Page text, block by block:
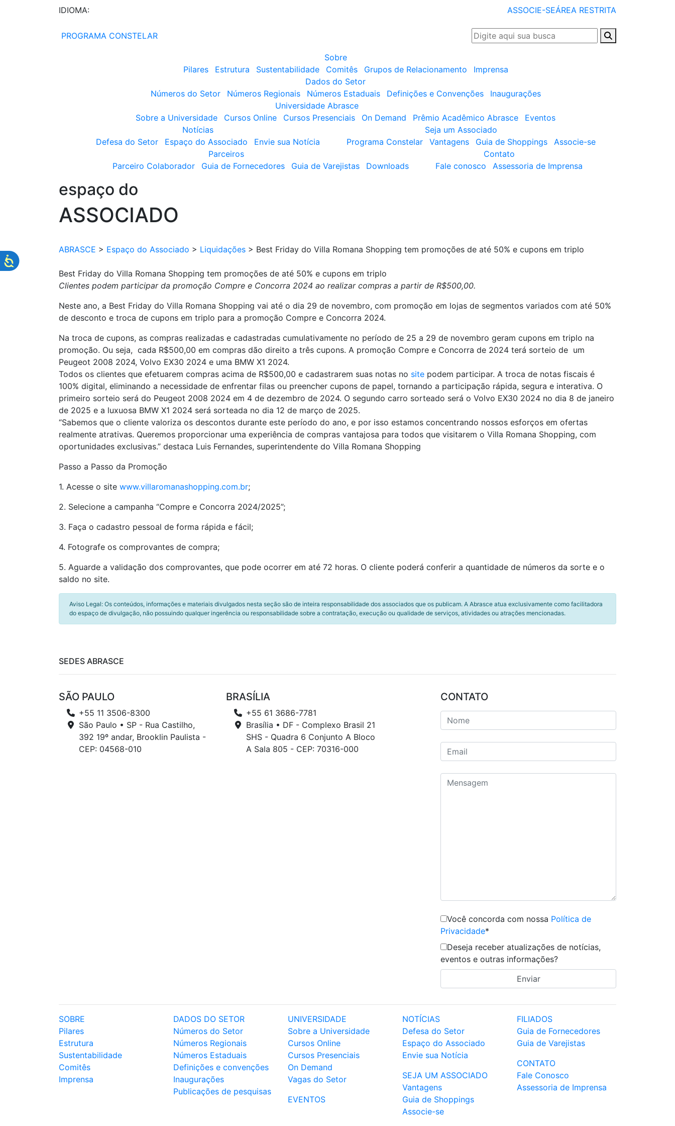
IDIOMA: ASSOCIE-SEÁREA RESTRITA
PROGRAMA CONSTELAR
Sobre
Pilares
Estrutura Sustentabilidade Comitês Grupos de Relacionamento
Imprensa
Dados do Setor
Números do Setor
Números Regionais Números Estaduais Definições e Convenções
Inaugurações
Universidade Abrasce
Sobre a Universidade
Cursos Online Cursos Presenciais On Demand Prêmio Acadêmico Abrasce
Eventos
Notícias
Defesa do Setor
Espaço do Associado Envie sua Notícia
Seja um Associado
Programa Constelar
Vantagens Guia de Shoppings
Associe-se
Parceiros
Parceiro Colaborador
Guia de Fornecedores Guia de Varejistas Downloads
Contato
Fale conosco
Assessoria de Imprensa
espaço do
ASSOCIADO
ABRASCE > Espaço do Associado > Liquidações > Best Friday do Villa Romana Shopping tem promoções de até 50% e cupons em triplo
Best Friday do Villa Romana Shopping tem promoções de até 50% e cupons em triplo
Clientes podem participar da promoção Compre e Concorra 2024 ao realizar compras a partir de R$500,00.
Neste ano, a Best Friday do Villa Romana Shopping vai até o dia 29 de novembro, com promoção em lojas de segmentos variados com até 50%
de desconto e troca de cupons em triplo para a promoção Compre e Concorra 2024.
Na troca de cupons, as compras realizadas e cadastradas cumulativamente no período de 25 a 29 de novembro geram cupons em triplo na
promoção. Ou seja, cada R$500,00 em compras dão direito a três cupons. A promoção Compre e Concorra de 2024 terá sorteio de um
Peugeot 2008 2024, Volvo EX30 2024 e uma BMW X1 2024.
Todos os clientes que efetuarem compras acima de R$500,00 e cadastrarem suas notas no site podem participar. A troca de notas fiscais é
100% digital, eliminando a necessidade de enfrentar filas ou preencher cupons de papel, tornando a participação rápida, segura e interativa. O
primeiro sorteio será do Peugeot 2008 2024 em 4 de dezembro de 2024. O segundo carro sorteado será o Volvo EX30 2024 no dia 8 de janeiro
de 2025 e a luxuosa BMW X1 2024 será sorteada no dia 12 de março de 2025.
“Sabemos que o cliente valoriza os descontos durante este período do ano, e por isso estamos concentrando nossos esforços em ofertas
realmente atrativas. Queremos proporcionar uma experiência de compras vantajosa para todos que visitarem o Villa Romana Shopping, com
oportunidades exclusivas.” destaca Luis Fernandes, superintendente do Villa Romana Shopping
Passo a Passo da Promoção
1. Acesse o site www.villaromanashopping.com.br;
2. Selecione a campanha “Compre e Concorra 2024/2025”;
3. Faça o cadastro pessoal de forma rápida e fácil;
4. Fotografe os comprovantes de compra;
5. Aguarde a validação dos comprovantes, que pode ocorrer em até 72 horas. O cliente poderá conferir a quantidade de números da sorte e o
saldo no site.
Aviso Legal: Os conteúdos, informações e materiais divulgados nesta seção são de inteira responsabilidade dos associados que os publicam. A Abrasce atua exclusivamente como facilitadora
do espaço de divulgação, não possuindo qualquer ingerência ou responsabilidade sobre a contratação, execução ou qualidade de serviços, atividades ou atrações mencionadas.
SEDES ABRASCE
SÃO PAULO
+55 11 3506-8300
São Paulo • SP - Rua Castilho,
392 19º andar, Brooklin Paulista -
CEP: 04568-010
BRASÍLIA
+55 61 3686-7781
Brasília • DF - Complexo Brasil 21
SHS - Quadra 6 Conjunto A Bloco
A Sala 805 - CEP: 70316-000
CONTATO
Você concorda com nossa Política de
Privacidade*
Deseja receber atualizações de notícias,
eventos e outras informações?
SOBRE
Pilares
Estrutura
Sustentabilidade
Comitês
Imprensa
DADOS DO SETOR
Números do Setor
Números Regionais
Números Estaduais
Definições e convenções
Inaugurações
Publicações de pesquisas
UNIVERSIDADE
Sobre a Universidade
Cursos Online
Cursos Presenciais
On Demand
Vagas do Setor
EVENTOS
NOTÍCIAS
Defesa do Setor
Espaço do Associado
Envie sua Notícia
SEJA UM ASSOCIADO
Vantagens
Guia de Shoppings
Associe-se
FILIADOS
Guia de Fornecedores
Guia de Varejistas
CONTATO
Fale Conosco
Assessoria de Imprensa